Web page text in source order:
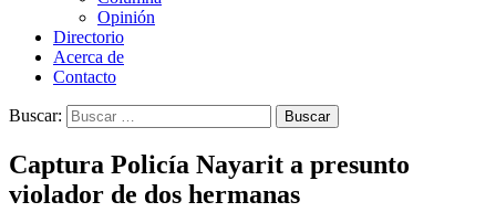
Opinión
Directorio
Acerca de
Contacto
Buscar:
Captura Policía Nayarit a presunto
violador de dos hermanas